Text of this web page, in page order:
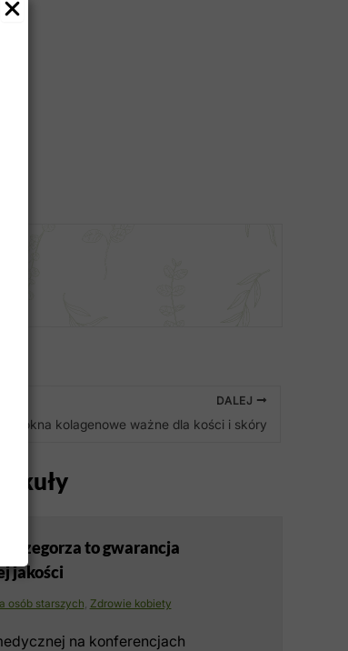
DALEJ
Włókna kolagenowe ważne dla kości i skóry
Grzegorza to gwarancja
jakości
osób starszych Zdrowie kobiety
na konferencjach